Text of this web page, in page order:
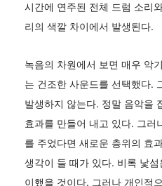
시간에 연주된 전체 드럼 소리
리의 색깔 차이에서 발생된다.
녹음의 차원에서 보면 매우 악
는 건조한 사운드를 선택했다.
발생하지 않는다. 정말 음악을
효과를 만들어 내고 있다. 그러
를 주었다면 새로운 층위의 효
생각이 들 때가 있다. 비록 낯
이했을 것이다. 그러나 개인적